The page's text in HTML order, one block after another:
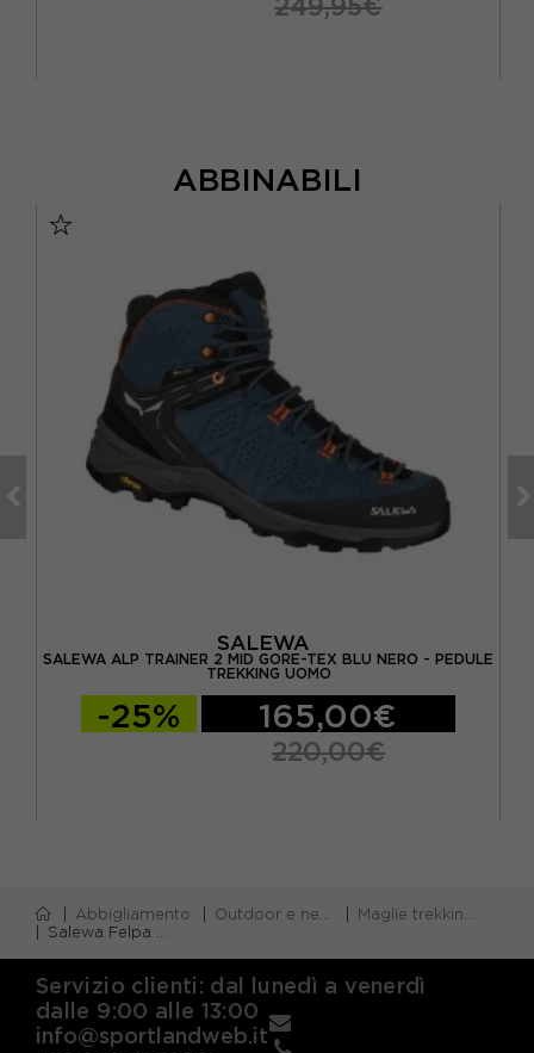
ABBINABILI
SALEWA
SALEWA ALP TRAINER 2 MID GORE-TEX BLU NERO - PEDULE
TREKKING UOMO
-25% 165,00€
220,00€
Abbigliamento Outdoor e neve
Maglie trekking e alpinismo m/lunga
Salewa Felpa In Pile Tognazza Polarlite Nero Uomo
Servizio clienti: dal lunedì a venerdì
dalle 9:00 alle 13:00
info@sportlandweb.it